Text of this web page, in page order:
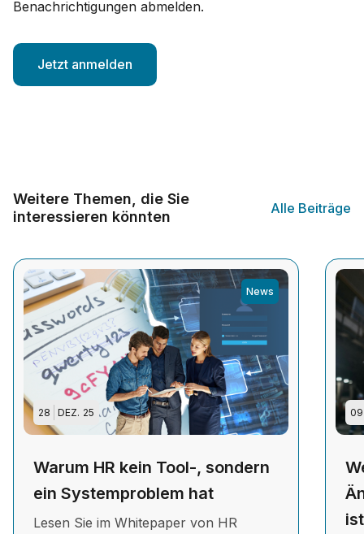
Benachrichtigungen abmelden.
Weitere Themen, die Sie
interessieren könnten
Alle Beiträge
News
28 DEZ. 25
Warum HR kein Tool-, sondern
ein Systemproblem hat
Lesen Sie im Whitepaper von HR
09